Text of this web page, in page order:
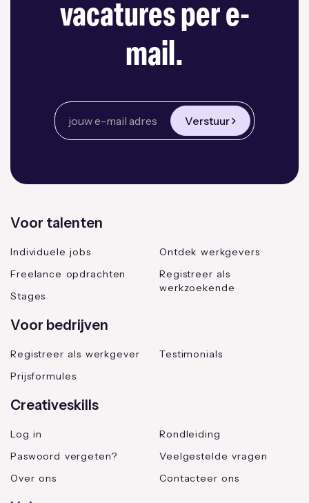
vacatures per e-
mail.
Verstuur
Voor talenten
Individuele jobs
Freelance opdrachten
Stages
Ontdek werkgevers
Registreer als
werkzoekende
Voor bedrijven
Registreer als werkgever
Prijsformules
Testimonials
Creativeskills
Log in
Paswoord vergeten?
Over ons
Rondleiding
Veelgestelde vragen
Contacteer ons